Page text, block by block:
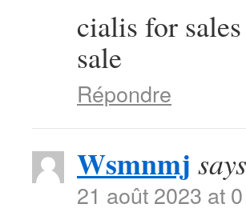
cialis for sales
sale
Répondre
Wsmnmj
21 août 2023 at